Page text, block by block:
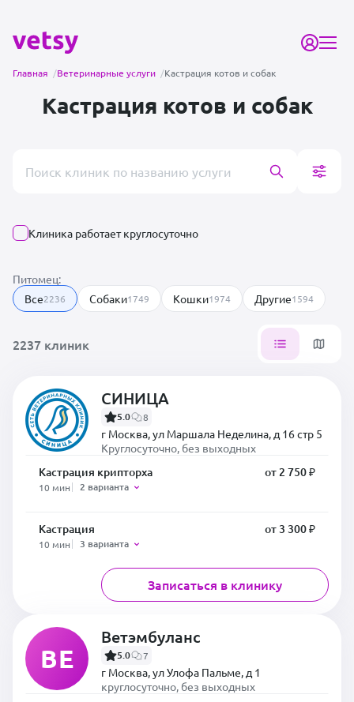
Главная /Ветеринарные услуги /Кастрация котов и собак
Кастрация котов и собак
Клиника работает круглосуточно
Питомец:
Все2236 Собаки1749 Кошки1974 Другие1594
2237 клиник
СИНИЦА
5.0 8
г Москва, ул Маршала Неделина, д 16 стр 5
Круглосуточно, без выходных
Кастрация крипторха
10 мин 2 варианта
от 2 750 ₽
Кастрация
10 мин 3 варианта
от 3 300 ₽
Записаться в клинику
ВЕ
Ветэмбуланс
5.0 7
г Москва, ул Улофа Пальме, д 1
круглосуточно, без выходных